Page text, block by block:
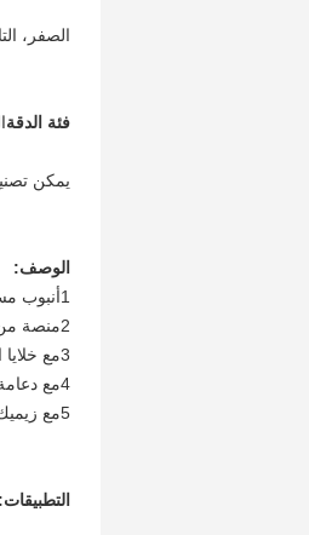
الصفر،
فئة الدقة
يمكن
الوصف:
1أنبوب مستطيل أو أنبوب دائري هيكل لحام من الفولاذ الخفيف.
2منصة من الفولاذ المقاوم للصدأ 304
3مع خلايا الحمل المعتمدة من OMIL R60
4مع دعامة (الصلب الخفيف) وعمود (أنبوب الفولاذ المقاوم للصدأ 38 ملم) للمؤشر
5مع زيميك/كيلي/مافين خلية الحمل، مؤشر A12
التطبيقات: